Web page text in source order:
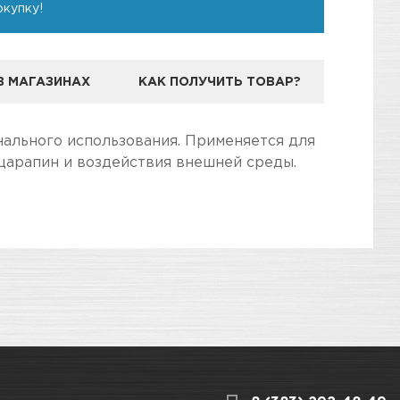
МАГАЗИНАХ КАК ПОЛУЧИТЬ ТОВАР?
SONAXиспользования. Применяется для
и воздействия внешней среды.